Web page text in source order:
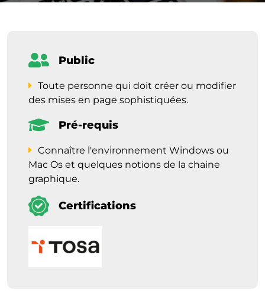
Public
Toute personne qui doit créer ou modifier
des mises en page sophistiquées.
Pré-requis
Connaître l'environnement Windows ou
Mac Os et quelques notions de la chaine
graphique.
Certifications